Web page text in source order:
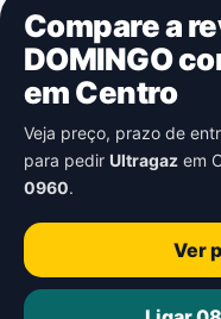
Compare a
DOMINGO
emCentro
Veja preço, prazo de
para pedir Ultragaz em
0960.
Ver